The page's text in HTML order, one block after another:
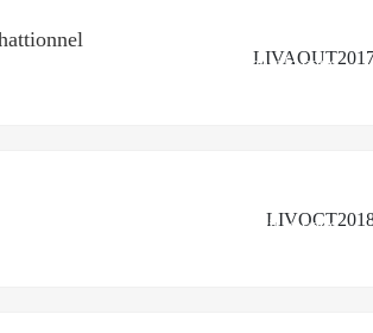
Obtenir le code
Obtenir le code